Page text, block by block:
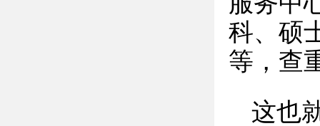
科、硕
等，查
这也